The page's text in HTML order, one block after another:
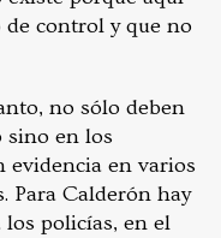
control y que no
no sólo deben
sino en los
evidencia en varios
Para Calderón hay
policías, en el